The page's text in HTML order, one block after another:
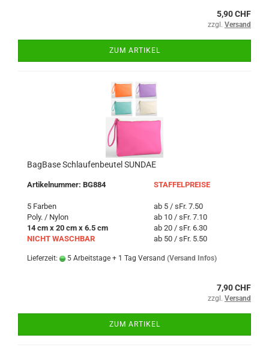
5,90 CHF
zzgl. Versand
ZUM ARTIKEL
BagBase Schlaufenbeutel SUNDAE
Artikelnummer: BG884 STAFFELPREISE
5 Farben
ab 5 / sFr. 7.50
Poly. / Nylon
ab 10 / sFr. 7.10
14 cm x 20 cm x 6.5 cm
ab 20 / sFr. 6.30
NICHT WASCHBAR
ab 50 / sFr. 5.50
Lieferzeit: 5 Arbeitstage + 1 Tag Versand (Versand Infos)
7,90 CHF
zzgl. Versand
ZUM ARTIKEL